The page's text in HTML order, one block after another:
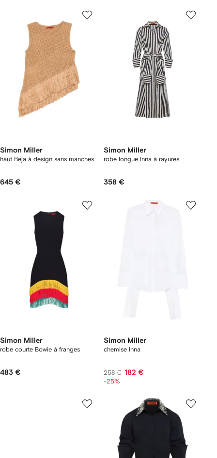
Simon Miller
haut Beja à design sans manches
645 €
Simon Miller
robe longue Inna à rayures
358 €
Simon Miller
robe courte Bowie à franges
483 €
Simon Miller
chemise Inna
258 € 182 €
-25%